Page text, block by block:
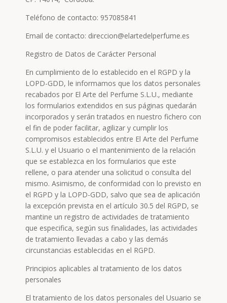
Teléfono de contacto: 957085841
Email de contacto: direccion@elartedelperfume.es
Registro de Datos de Carácter Personal
En cumplimiento de lo establecido en el RGPD y la
LOPD-GDD, le informamos que los datos personales
recabados por El Arte del Perfume S.L.U., mediante
los formularios extendidos en sus páginas quedarán
incorporados y serán tratados en nuestro fichero con
el fin de poder facilitar, agilizar y cumplir los
compromisos establecidos entre El Arte del Perfume
S.L.U. y el Usuario o el mantenimiento de la relación
que se establezca en los formularios que este
rellene, o para atender una solicitud o consulta del
mismo. Asimismo, de conformidad con lo previsto en
el RGPD y la LOPD-GDD, salvo que sea de aplicación
la excepción prevista en el artículo 30.5 del RGPD, se
mantine un registro de actividades de tratamiento
que especifica, según sus finalidades, las actividades
de tratamiento llevadas a cabo y las demás
circunstancias establecidas en el RGPD.
Principios aplicables al tratamiento de los datos
personales
El tratamiento de los datos personales del Usuario se